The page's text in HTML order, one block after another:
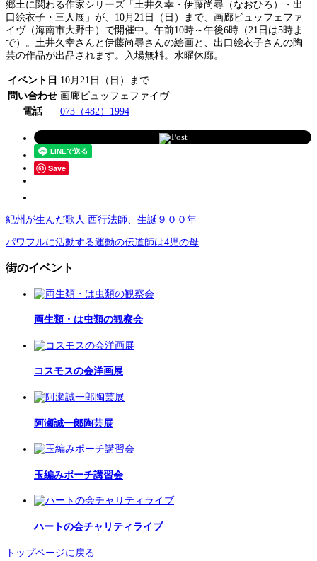
郷土に関わる作家シリーズ「土井久幸・伊藤尚尋（なおひろ）・出
口絵衣子・三人展」が、10月21日（日）まで、画廊ビュッフェファ
イヴ（海南市大野中）で開催中。午前10時～午後6時（21日は5時ま
で）。土井久幸さんと伊藤尚尋さんの絵画と、出口絵衣子さんの陶
芸の作品が出品されます。入場無料。水曜休廊。
イベント日 10月21日（日）まで
問い合わせ 画廊ビュッフェファイヴ
電話
073（482）1994
Post
Save
紀州が生んだ歌人 西行法師、生誕９００年
パワフルに活動する運動の伝道師は4児の母
街のイベント
両生類・は虫類の観察会
コスモスの会洋画展
阿瀬誠一郎陶芸展
玉編みポーチ講習会
ハートの会チャリティライブ
トップページに戻る